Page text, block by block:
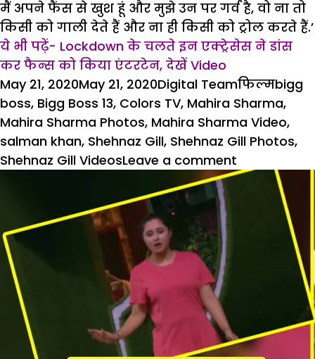
मैं अपने फैंस से खुश हूं और मुझे उन पर गर्व है, वो ना तो
किसी को गाली देते हैं और ना ही किसी को ट्रोल करते हैं.’
ये भी पढ़ें- Lockdown के चलते इन एक्ट्रेसेस ने डांस
कर फैन्स को किया एंटरटेन, देखें Video
Posted
on
May 21, 2020May 21, 2020Author
Digital TeamCategories
फिल्मTags
bigg
boss, Bigg Boss 13, Colors TV, Mahira Sharma,
Mahira Sharma Photos, Mahira Sharma Video,
salman khan, Shehnaz Gill, Shehnaz Gill Photos,
Shehnaz Gill VideosLeave a comment
शहनाज
ऐसा